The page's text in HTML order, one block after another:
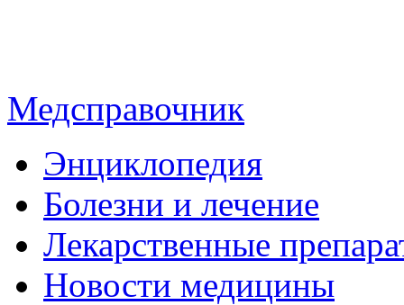
Медсправочник
Энциклопедия
Болезни и лечение
Лекарственные
Новости медицины